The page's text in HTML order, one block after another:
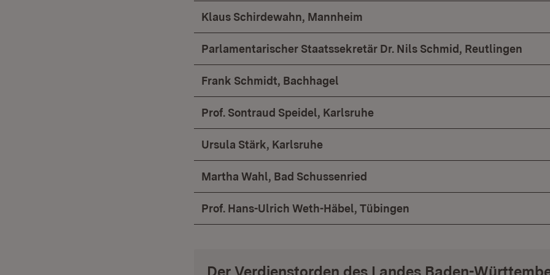
Klaus Schirdewahn, Mannheim
Parlamentarischer Staatssekretär Dr. Nils Schmid, Reutlingen
Frank Schmidt, Bachhagel
Prof. Sontraud Speidel, Karlsruhe
Ursula Stärk, Karlsruhe
Martha Wahl, Bad Schussenried
Prof. Hans-Ulrich Weth-Häbel, Tübingen